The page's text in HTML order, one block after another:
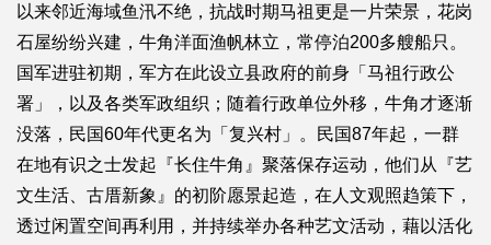
以来邻近海域鱼汛不绝，抗战时期马祖更是一片荣景，花岗
石屋纷纷兴建，牛角洋面渔帆林立，常停泊200多艘船只。
国军进驻初期，军方在此设立县政府的前身「马祖行政公
署」，以及各类军政组织；随着行政单位外移，牛角才逐渐
没落，民国60年代更名为「复兴村」。民国87年起，一群
在地有识之士发起『长住牛角』聚落保存运动，他们从『艺
文生活、古厝新象』的初阶愿景起造，在人文观照趋策下，
透过闲置空间再利用，并持续举办各种艺文活动，藉以活化